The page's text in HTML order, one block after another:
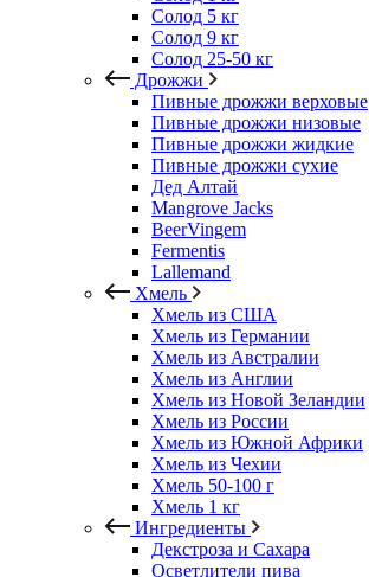
Солод 5 кг
Солод 9 кг
Солод 25-50 кг
Дрожжи
Пивные дрожжи верховые
Пивные дрожжи низовые
Пивные дрожжи жидкие
Пивные дрожжи сухие
Дед Алтай
Mangrove Jacks
BeerVingem
Fermentis
Lallemand
Хмель
Хмель из США
Хмель из Германии
Хмель из Австралии
Хмель из Англии
Хмель из Новой Зеландии
Хмель из России
Хмель из Южной Африки
Хмель из Чехии
Хмель 50-100 г
Хмель 1 кг
Ингредиенты
Декстроза и Сахара
Осветлители пива